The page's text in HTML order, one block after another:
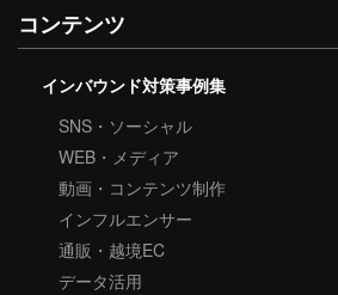
コンテンツ
インバウンド対策事例集
SNS・ソーシャル
WEB・メディア
動画・コンテンツ制作
インフルエンサー
通販・越境EC
データ活用